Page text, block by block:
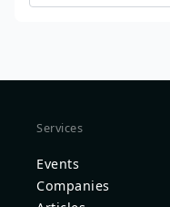
Services
Events
Companies